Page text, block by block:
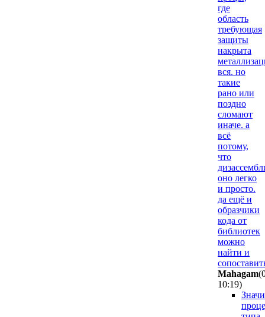
где
область
требующая
защиты
накрыта
вся. но
такие
рано или
поздно
сломают
иначе. а
всё
потому,
что
оно легко
и просто.
да ещё и
образчики
кода от
библиотек
можно
найти и
Mahagam
10:19)